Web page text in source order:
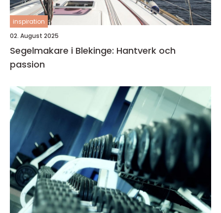
inspiration
02. August 2025
Segelmakare i Blekinge: Hantverk och
passion